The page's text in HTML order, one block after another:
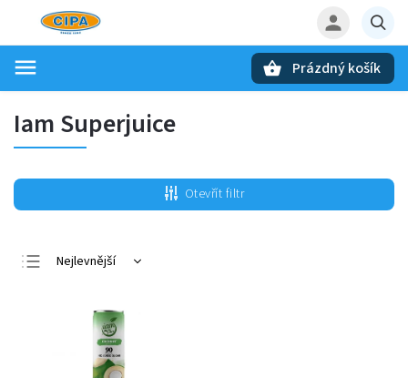
Prázdný košík
Iam Superjuice
Otevřít filtr
Nejlevnější
Nejprodávanější
Abecedně